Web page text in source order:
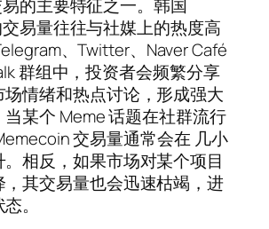
的主要特征之一。韩国
易量往往与社媒上的热度高
、Twitter、Naver Café
群组中，投资者会频繁分享
情绪和热点讨论，形成强大
某个 Meme 话题在社群流行
交易量通常会在 几小
相反，如果市场对某个项目
，其交易量也会迅速枯竭，进
。